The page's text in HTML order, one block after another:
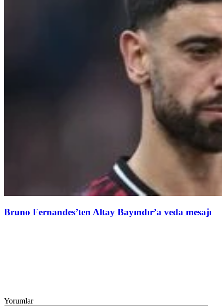
Bruno Fernandes’ten Altay Bayındır’a veda mesajı
Yorumlar